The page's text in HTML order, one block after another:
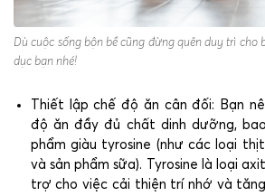
Dù cuộc sống bộn bề cũng đừng quên duy trì cho
dục bạn nhé!
Thiết lập chế độ ăn cân đối: Bạn
độ ăn đầy đủ chất dinh dưỡng,
phẩm giàu tyrosine (như các loại
và sản phẩm sữa). Tyrosine là loại
trợ cho việc cải thiện trí nhớ và